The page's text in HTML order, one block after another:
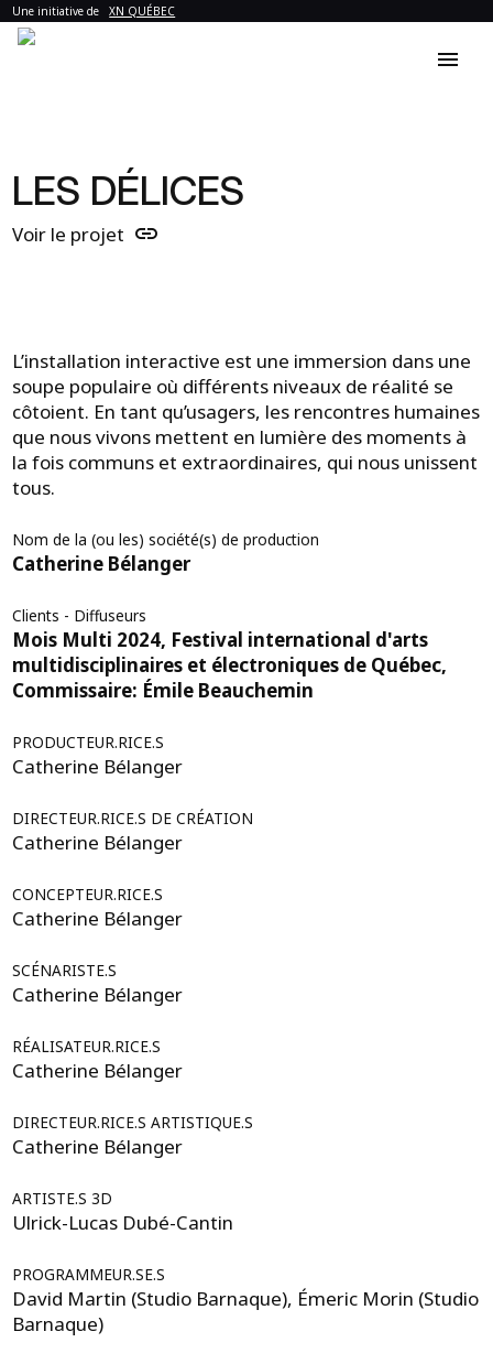
Une initiative de XN QUÉBEC
menu
LES DÉLICES
Voir le projet link
L’installation interactive est une immersion dans une
soupe populaire où différents niveaux de réalité se
côtoient. En tant qu’usagers, les rencontres humaines
que nous vivons mettent en lumière des moments à
la fois communs et extraordinaires, qui nous unissent
tous.
Nom de la (ou les) société(s) de production
Catherine Bélanger
Clients - Diffuseurs
Mois Multi 2024, Festival international d'arts
multidisciplinaires et électroniques de Québec,
Commissaire: Émile Beauchemin
PRODUCTEUR.RICE.S
Catherine Bélanger
DIRECTEUR.RICE.S DE CRÉATION
Catherine Bélanger
CONCEPTEUR.RICE.S
Catherine Bélanger
SCÉNARISTE.S
Catherine Bélanger
RÉALISATEUR.RICE.S
Catherine Bélanger
DIRECTEUR.RICE.S ARTISTIQUE.S
Catherine Bélanger
ARTISTE.S 3D
Ulrick-Lucas Dubé-Cantin
PROGRAMMEUR.SE.S
David Martin (Studio Barnaque), Émeric Morin (Studio
Barnaque)